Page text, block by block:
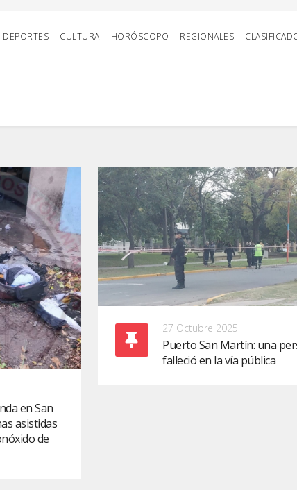
DEPORTES CULTURA HORÓSCOPO REGIONALES
en San
asistidas
de
27 Octubre 2025
Puerto San Martín: una
falleció en la vía pública